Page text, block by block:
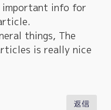
info for
things, The
is really nice
返信